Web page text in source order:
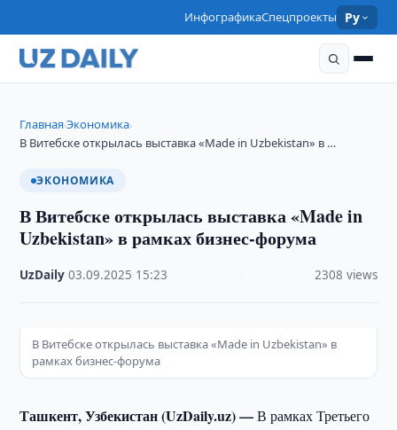
ИнфографикаСпецпроекты Ру
Главная›Экономика›
В Витебске открылась выставка «Made in Uzbekistan» в …
ЭКОНОМИКА
В Витебске открылась выставка «Made in
Uzbekistan» в рамках бизнес-форума
UzDaily ·03.09.2025 15:23 2308 views
В Витебске открылась выставка «Made in Uzbekistan» в
рамках бизнес-форума
Ташкент, Узбекистан (UzDaily.uz) —В рамках Третьего